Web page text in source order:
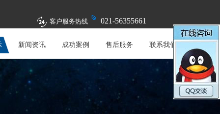
客户服务热线 021-56355661
新闻资讯 成功案例 售后服务 联系我们